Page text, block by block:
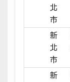
北
市
新
北
市
新